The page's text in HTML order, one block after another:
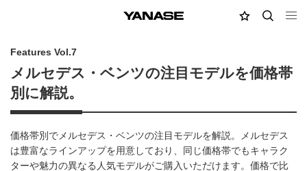
YANASE MY店舗検索
Features Vol.7
メルセデス・ベンツの注目モデルを価格帯
別に解説。
価格帯別でメルセデス・ベンツの注目モデルを解説。メルセデス
は豊富なラインアップを用意しており、同じ価格帯でもキャラク
ターや魅力の異なる人気モデルがご購入いただけます。価格で比